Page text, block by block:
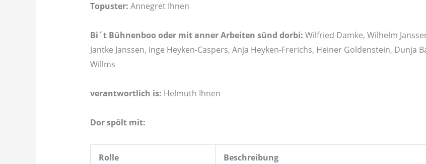
Topuster: Annegret Ihnen
Bi´t Bühnenboo oder mit anner Arbeiten sünd dorbi: Wilfried Damke, Wilhelm
Jantke Janssen, Inge Heyken-Caspers, Anja Heyken-Frerichs, Heiner Goldenstein, Dunja
Willms
verantwortlich is: Helmuth Ihnen
Dor spölt mit:
Rolle Beschreibung